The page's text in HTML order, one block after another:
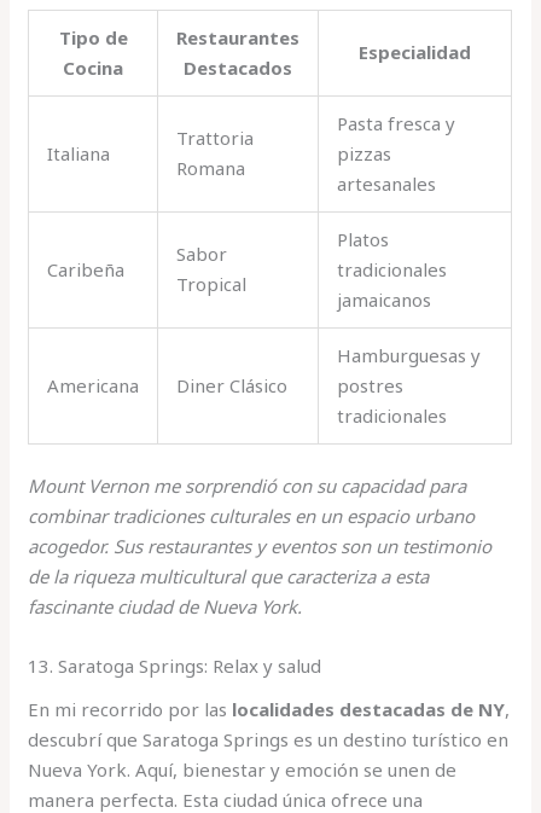
Tipo de
Cocina
Restaurantes
Destacados
Especialidad
Italiana
Trattoria
Romana
Pasta fresca y
pizzas
artesanales
Caribeña
Sabor
Tropical
Platos
tradicionales
jamaicanos
Americana Diner Clásico
Hamburguesas y
postres
tradicionales
Mount Vernon me sorprendió con su capacidad para
combinar tradiciones culturales en un espacio urbano
acogedor. Sus restaurantes y eventos son un testimonio
de la riqueza multicultural que caracteriza a esta
fascinante ciudad de Nueva York.
13. Saratoga Springs: Relax y salud
En mi recorrido por las localidades destacadas de NY,
descubrí que Saratoga Springs es un destino turístico en
Nueva York. Aquí, bienestar y emoción se unen de
manera perfecta. Esta ciudad única ofrece una